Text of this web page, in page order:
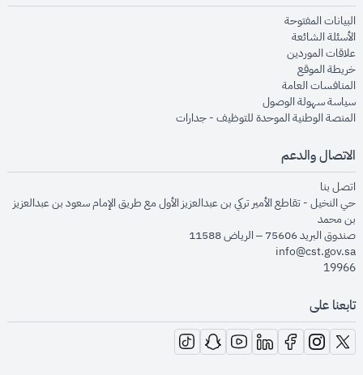
البيانات المفتوحةopens in new window
الأسئلة الشائعةopens in new window
علاقات الموردينopens in new window
خريطة الموقعopens in new window
المنافسات العامةopens in new window
سياسة سهولة الوصولopens in new window
المنصة الوطنية الموحدة للتوظيف - جداراتopens in new window
الاتصال والدعم
اتصل بنا
حي النخيل - تقاطع الأمير تركي بن عبدالعزيز الأول مع طريق الإمام سعود بن عبدالعزيز
بن محمد
صندوق البريد 75606 – الرياض 11588
info@cst.gov.sa
19966
تابعنا على
opens in new window
opens in new window
opens in new window
opens in new window
opens in new window
opens in new window
opens in new window